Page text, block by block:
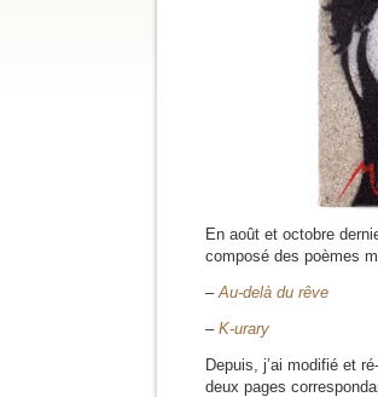
En août et octobre
composé des poèmes
–Au-delà du rêve
– K-urary
Depuis, j’ai modifié et
deux pages